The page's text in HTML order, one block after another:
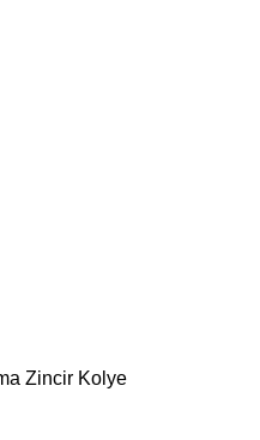
Zincir Kolye